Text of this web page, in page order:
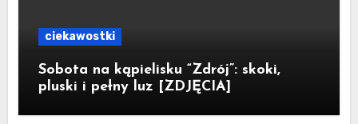
ciekawostki
Sobota na kąpielisku “Zdrój”: skoki,
pluski i pełny luz [ZDJĘCIA]